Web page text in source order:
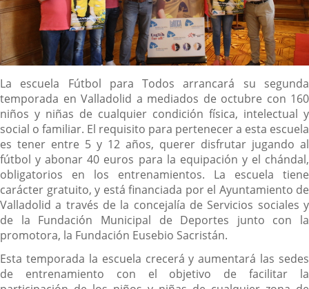
Descripción
La escuela Fútbol para Todos arrancará su segunda
temporada en Valladolid a mediados de octubre con 160
niños y niñas de cualquier condición física, intelectual y
social o familiar. El requisito para pertenecer a esta escuela
es tener entre 5 y 12 años, querer disfrutar jugando al
fútbol y abonar 40 euros para la equipación y el chándal,
obligatorios en los entrenamientos. La escuela tiene
carácter gratuito, y está financiada por el Ayuntamiento de
Valladolid a través de la concejalía de Servicios sociales y
de la Fundación Municipal de Deportes junto con la
promotora, la Fundación Eusebio Sacristán.
Esta temporada la escuela crecerá y aumentará las sedes
de entrenamiento con el objetivo de facilitar la